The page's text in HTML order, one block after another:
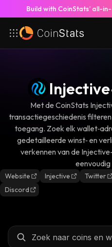
Build with CoinStats’ all-
Met de CoinStats
transactiegeschiedenis
toegang. Zoek elk
gedetailleerde winst‑ en
verkennen van de
Website Injective Twitter
Discord